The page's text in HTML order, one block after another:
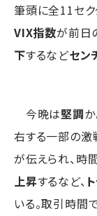
筆頭に全11セ
VIX指数が前日
下するなどセン
今晩は堅調
右する一部の
が伝えられ、時
上昇するなど、
いる。取引時間